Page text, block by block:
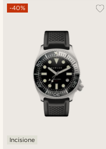
-40%
Incisione